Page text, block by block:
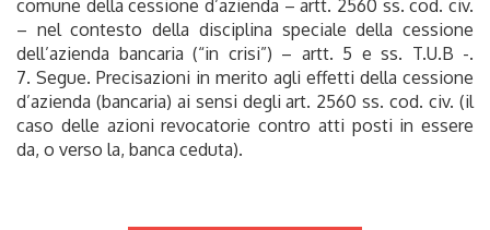
comune della cessione d’azienda – artt. 2560 ss. cod. civ.
– nel contesto della disciplina speciale della cessione
dell’azienda bancaria (“in crisi”) – artt. 5 e ss. T.U.B -.
7. Segue. Precisazioni in merito agli effetti della cessione
d’azienda (bancaria) ai sensi degli art. 2560 ss. cod. civ. (il
caso delle azioni revocatorie contro atti posti in essere
da, o verso la, banca ceduta).